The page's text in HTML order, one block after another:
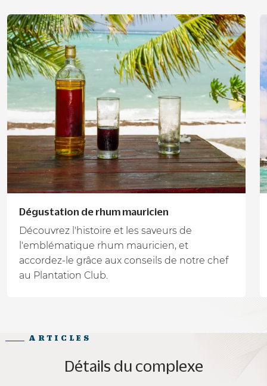
Dégustation de rhum mauricien
Découvrez l'histoire et les saveurs de
l'emblématique rhum mauricien, et
accordez-le grâce aux conseils de notre chef
au Plantation Club.
ARTICLES
Détails du complexe